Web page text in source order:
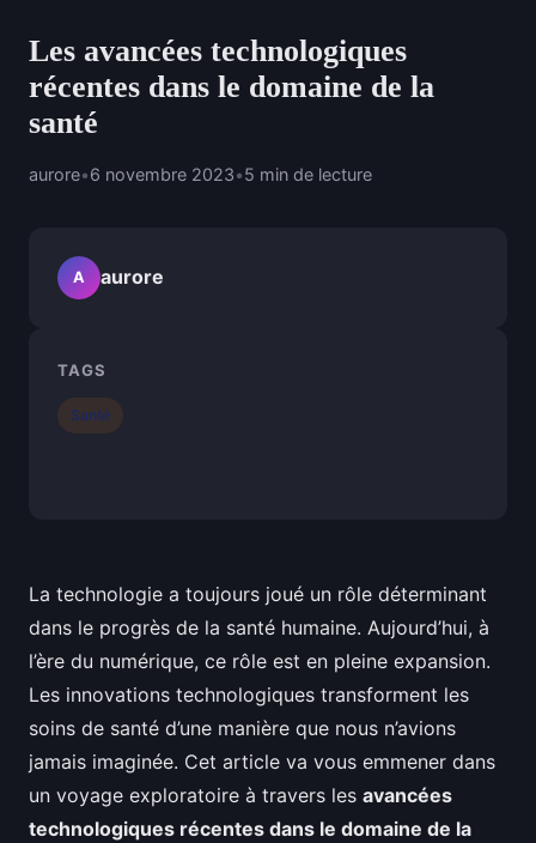
Les avancées technologiques
récentes dans le domaine de la
santé
aurore•6 novembre 2023•5 min de lecture
La technologie a toujours joué un rôle déterminant
dans le progrès de la santé humaine. Aujourd’hui, à
l’ère du numérique, ce rôle est en pleine expansion.
Les innovations technologiques transforment les
soins de santé d’une manière que nous n’avions
jamais imaginée. Cet article va vous emmener dans
un voyage exploratoire à travers les avancées
technologiques récentes dans le domaine de la
A aurore
TAGS
Santé